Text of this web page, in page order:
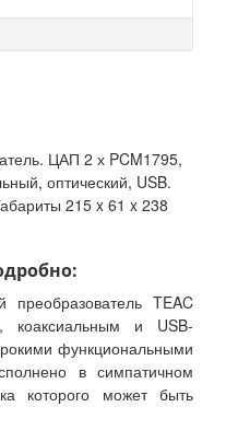
ЦАП 2 х PCM1795,
оптический, USB.
215 x 61 x 238
преобразователь TEAC
коаксиальным и USB-
функциональными
в симпатичном
которого может быть